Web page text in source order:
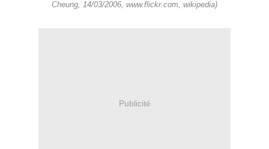
Cheung, 14/03/2006, www.flickr.com, wikipedia)
Publicité